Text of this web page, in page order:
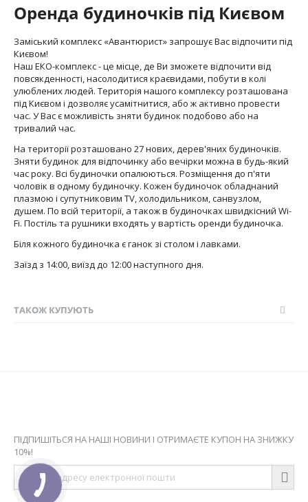
Оренда будиночків під Києвом
Заміський комплекс «Авантюрист» запрошує Вас відпочити під
Києвом!
Наш ЕКО-комплекс - це місце, де Ви зможете відпочити від
повсякденності, насолодитися краєвидами, побути в колі
улюблених людей. Територія нашого комплексу розташована
під Києвом і дозволяє усамітнитися, або ж активно провести
час. У Вас є можливість зняти будинок подобово або на
тривалий час.
На території розташовано 27 нових, дерев'яних будиночків.
Зняти будинок для відпочинку або вечірки можна в будь-який
час року. Всі будиночки опалюються. Розміщення до п'яти
чоловік в одному будиночку. Кожен будиночок обладнаний
плазмою і супутниковим ТV, холодильником, санвузлом,
душем. По всій території, а також в будиночках швидкісний Wi-
Fi. Постіль та рушники входять у вартість оренди будиночка.
Біля кожного будиночка є ганок зі столом і лавками.
Заїзд з 14:00, виїзд до 12:00 наступного дня.
ТАКОЖ КУПУЮТЬ
ПІДПИШІТЬСЯ НА НАШІ НОВИНИ І ОТРИМАЄТЕ КУПОН НА ЗНИЖКУ
10%!